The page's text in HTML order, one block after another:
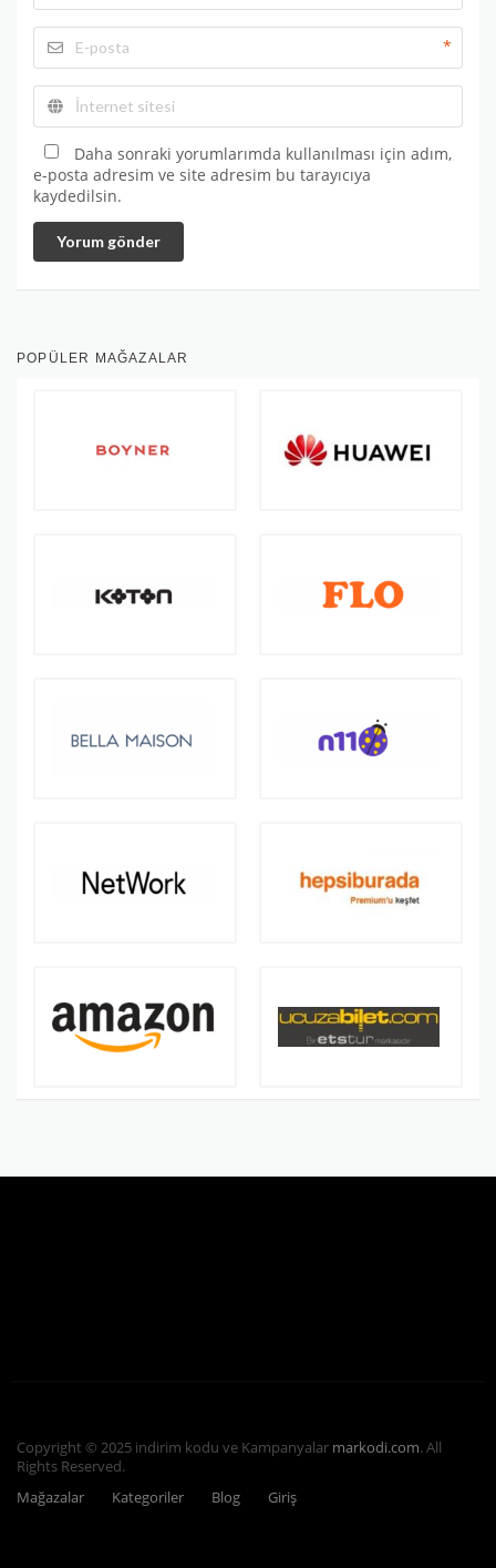
*
Daha sonraki yorumlarımda kullanılması için adım,
e-posta adresim ve site adresim bu tarayıcıya
kaydedilsin.
Yorum gönder
POPÜLER MAĞAZALAR
Copyright © 2025 indirim kodu ve Kampanyalar markodi.com. All
Rights Reserved.
Mağazalar
Kategoriler Blog Giriş